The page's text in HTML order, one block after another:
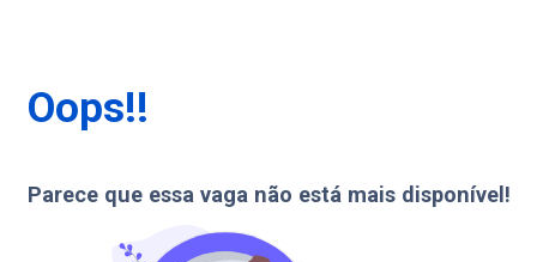
Oops!!
Parece que essa vaga não está mais disponível!